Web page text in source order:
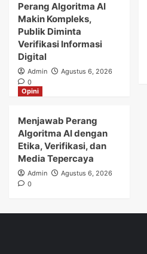
Perang Algoritma AI
Makin Kompleks,
Publik Diminta
Verifikasi Informasi
Digital
Admin
Agustus 6, 2026
0
Opini
Menjawab Perang
Algoritma AI dengan
Etika, Verifikasi, dan
Media Tepercaya
Admin
Agustus 6, 2026
0